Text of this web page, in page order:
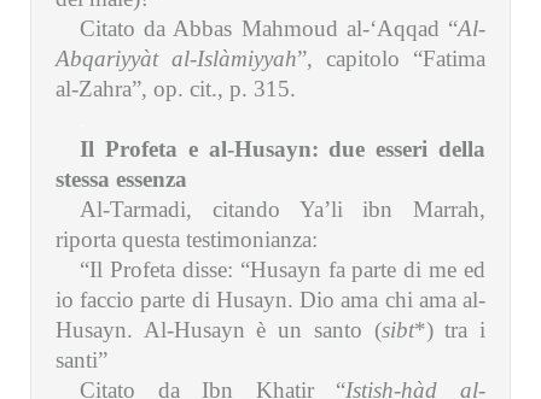
Citato da Abbas Mahmoud al-‘Aqqad “Al-
Abqariyyàt al-Islàmiyyah”, capitolo “Fatima
al-Zahra”, op. cit., p. 315.
Il Profeta e al-Husayn: due esseri della
stessa essenza
Al-Tarmadi, citando Ya’li ibn Marrah,
riporta questa testimonianza:
“Il Profeta disse: “Husayn fa parte di me ed
io faccio parte di Husayn. Dio ama chi ama al-
Husayn. Al-Husayn è un santo (sibt*) tra i
santi”
Citato da Ibn Khatir “Istish-hàd al-